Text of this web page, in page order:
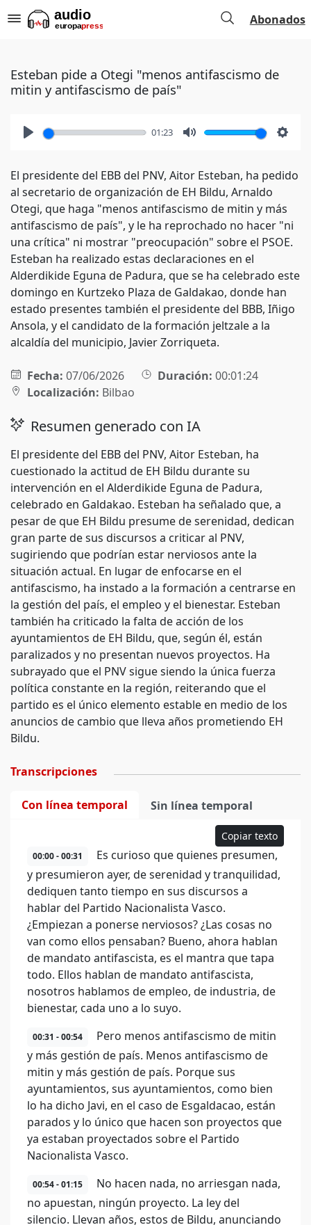
Abonados
Esteban pide a Otegi "menos antifascismo de
mitin y antifascismo de país"
01:23
El presidente del EBB del PNV, Aitor Esteban, ha pedido
al secretario de organización de EH Bildu, Arnaldo
Otegi, que haga "menos antifascismo de mitin y más
antifascismo de país", y le ha reprochado no hacer "ni
una crítica" ni mostrar "preocupación" sobre el PSOE.
Esteban ha realizado estas declaraciones en el
Alderdikide Eguna de Padura, que se ha celebrado este
domingo en Kurtzeko Plaza de Galdakao, donde han
estado presentes también el presidente del BBB, Iñigo
Ansola, y el candidato de la formación jeltzale a la
alcaldía del municipio, Javier Zorriqueta.
Fecha: 07/06/2026 Duración: 00:01:24
Localización: Bilbao
Resumen generado con IA
El presidente del EBB del PNV, Aitor Esteban, ha
cuestionado la actitud de EH Bildu durante su
intervención en el Alderdikide Eguna de Padura,
celebrado en Galdakao. Esteban ha señalado que, a
pesar de que EH Bildu presume de serenidad, dedican
gran parte de sus discursos a criticar al PNV,
sugiriendo que podrían estar nerviosos ante la
situación actual. En lugar de enfocarse en el
antifascismo, ha instado a la formación a centrarse en
la gestión del país, el empleo y el bienestar. Esteban
también ha criticado la falta de acción de los
ayuntamientos de EH Bildu, que, según él, están
paralizados y no presentan nuevos proyectos. Ha
subrayado que el PNV sigue siendo la única fuerza
política constante en la región, reiterando que el
partido es el único elemento estable en medio de los
anuncios de cambio que lleva años prometiendo EH
Bildu.
Transcripciones
Con línea temporal Sin línea temporal
Copiar texto
00:00 - 00:31
Es curioso que quienes presumen,
y presumieron ayer, de serenidad y tranquilidad,
dediquen tanto tiempo en sus discursos a
hablar del Partido Nacionalista Vasco.
¿Empiezan a ponerse nerviosos? ¿Las cosas no
van como ellos pensaban? Bueno, ahora hablan
de mandato antifascista, es el mantra que tapa
todo. Ellos hablan de mandato antifascista,
nosotros hablamos de empleo, de industria, de
bienestar, cada uno a lo suyo.
00:31 - 00:54
Pero menos antifascismo de mitin
y más gestión de país. Menos antifascismo de
mitin y más gestión de país. Porque sus
ayuntamientos, sus ayuntamientos, como bien
lo ha dicho Javi, en el caso de Esgaldacao, están
parados y lo único que hacen son proyectos que
ya estaban proyectados sobre el Partido
Nacionalista Vasco.
00:54 - 01:15
No hacen nada, no arriesgan nada,
no apuestan, ningún proyecto. La ley del
silencio. Llevan años, estos de Bildu, anunciando